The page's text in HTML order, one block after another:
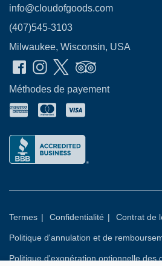
info@cloudofgoods.com
(407)545-3103
Milwaukee, Wisconsin, USA
Méthodes de payement
Termes | Confidentialité | Contrat de
Politique d'annulation et de
Politique d'exonération optionnelle des